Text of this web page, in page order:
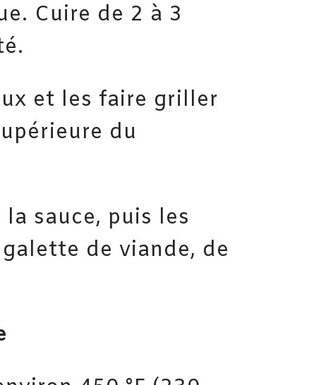
Cuire de 2 à 3
et les faire griller
du
sauce, puis les
de viande, de